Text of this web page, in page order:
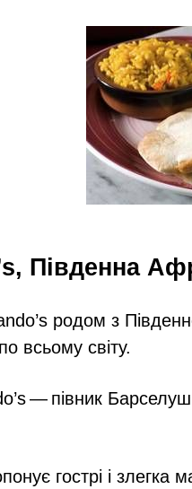
Південна
родом з
всьому світу.
— півник
гострі і